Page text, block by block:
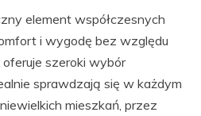
element współczesnych
i wygodę bez względu
oferuje szeroki wybór
sprawdzają się w każdym
mieszkań, przez